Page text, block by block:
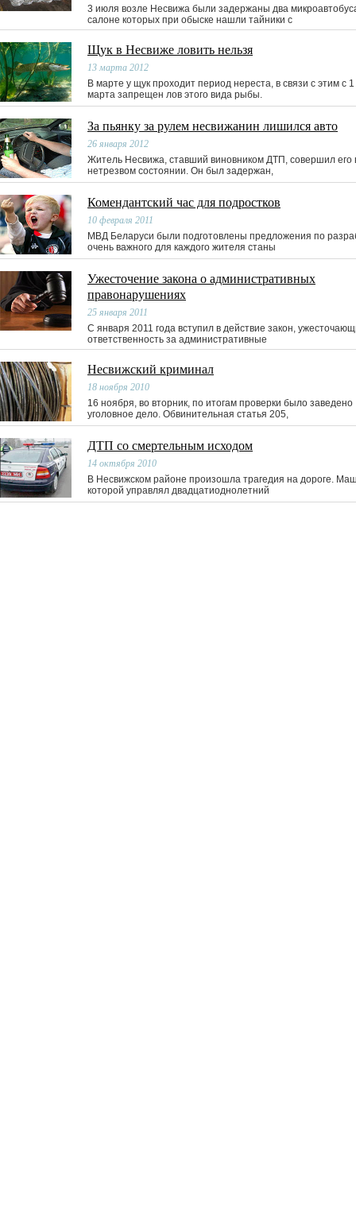
3 июля возле Несвижа были задержаны два
салоне которых при обыске нашли тайники с
Щук в Несвиже ловить нельзя
13 марта 2012
В марте у щук проходит период нереста, в связи с этим с
марта запрещен лов этого вида рыбы.
За пьянку за рулем несвижанин лишился авто
26 января 2012
Житель Несвижа, ставший виновником ДТП, совершил его
нетрезвом состоянии. Он был задержан,
Комендантский час для подростков
10 февраля 2011
МВД Беларуси были подготовлены предложения по
очень важного для каждого жителя станы
Ужесточение закона о административных
правонарушениях
25 января 2011
С января 2011 года вступил в действие закон,
ответственность за административные
Несвижский криминал
18 ноября 2010
16 ноября, во вторник, по итогам проверки было заведено
уголовное дело. Обвинительная статья 205,
ДТП со смертельным исходом
14 октября 2010
В Несвижском районе произошла трагедия на дороге.
которой управлял двадцатиоднолетний